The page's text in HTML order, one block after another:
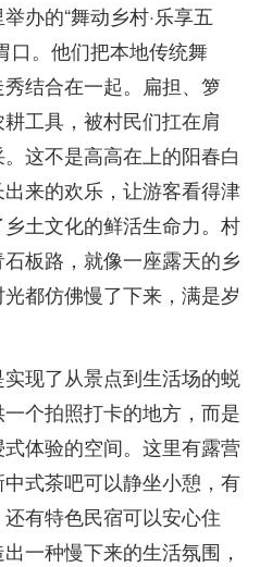
办的“舞动乡村·乐享五
口。他们把本地传统舞
结合在一起。扁担、箩
工具，被村民们扛在肩
这不是高高在上的阳春白
来的欢乐，让游客看得津
土文化的鲜活生命力。村
板路，就像一座露天的乡
都仿佛慢了下来，满是岁
现了从景点到生活场的蜕
个拍照打卡的地方，而是
体验的空间。这里有露营
式茶吧可以静坐小憩，有
有特色民宿可以安心住
一种慢下来的生活氛围，